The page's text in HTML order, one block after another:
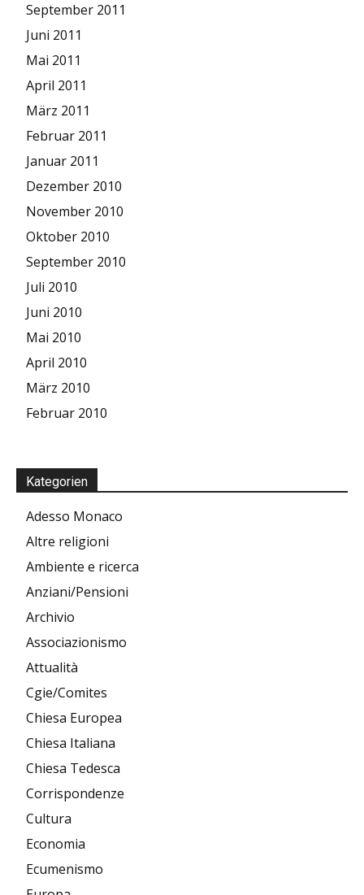
September 2011
Juni 2011
Mai 2011
April 2011
März 2011
Februar 2011
Januar 2011
Dezember 2010
November 2010
Oktober 2010
September 2010
Juli 2010
Juni 2010
Mai 2010
April 2010
März 2010
Februar 2010
Kategorien
Adesso Monaco
Altre religioni
Ambiente e ricerca
Anziani/Pensioni
Archivio
Associazionismo
Attualità
Cgie/Comites
Chiesa Europea
Chiesa Italiana
Chiesa Tedesca
Corrispondenze
Cultura
Economia
Ecumenismo